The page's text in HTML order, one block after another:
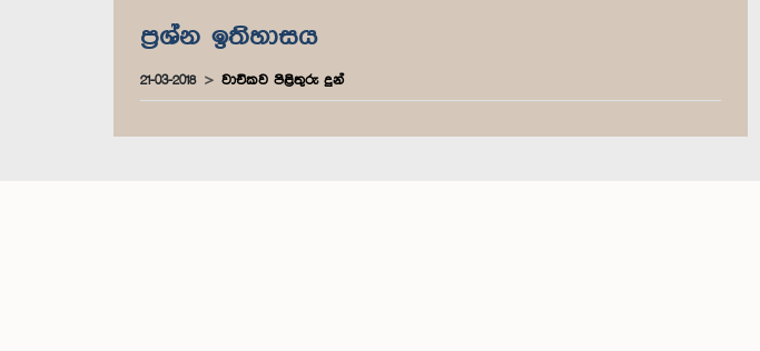
ප්‍රශ්න ඉතිහාසය
21-03-2018 වාචිකව පිළිතුරු දුන්